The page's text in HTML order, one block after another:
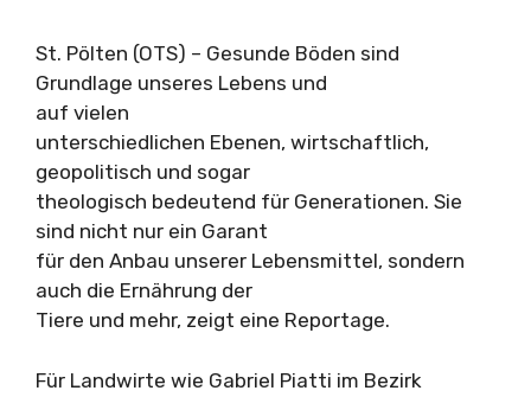
St. Pölten (OTS) – Gesunde Böden sind
Grundlage unseres Lebens und
auf vielen
unterschiedlichen Ebenen, wirtschaftlich,
geopolitisch und sogar
theologisch bedeutend für Generationen. Sie
sind nicht nur ein Garant
für den Anbau unserer Lebensmittel, sondern
auch die Ernährung der
Tiere und mehr, zeigt eine Reportage.
Für Landwirte wie Gabriel Piatti im Bezirk